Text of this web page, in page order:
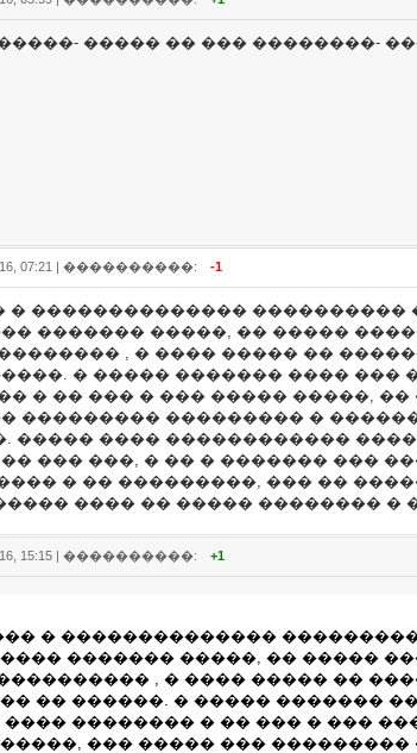
����� �� ��� ��������-
07:21 | ����������: -1
� �������������� ����������
������� �����, �� �����
, � ���� ����� ��
� ����� ������� ���� ���
� �� ��� � ��� ����� �����,
��������� ��������� �
����� ���� ������������
��� ���, � �� � ������� ���
� �� ���������, ��� ��
���� �� ����� �������� �
15:15 | ����������: +1
� ��������������
������� �����, �� �����
, � ���� ����� ��
�� ������. � ����� �������
�������� � �� ��� � ���
��� ����� ���